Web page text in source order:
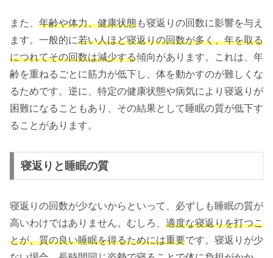
また、 年齢や体力、健康状態も寝返りの回数に影響を与え
ます。一般的に若い人ほど寝返りの回数が多く、年を取る
につれてその回数は減少する傾向があります。これは、年
齢を重ねるごとに筋力が低下し、体を動かすのが難しくな
るためです。逆に、特定の健康状態や病気により寝返りが
困難になることもあり、その結果として睡眠の質が低下す
ることがあります。
寝返りと睡眠の質
寝返りの回数が少ないからといって、必ずしも睡眠の質が
高いわけではありません。むしろ、 適度な寝返りを打つこ
とが、質の良い睡眠を得るためには重要です。寝返りが少